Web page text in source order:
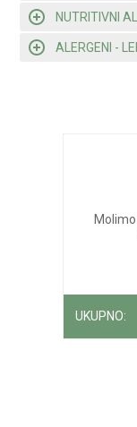
NUTRITIVNI
ALERGENI -
UKUPNO: